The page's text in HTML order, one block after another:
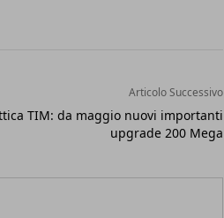
Articolo Successivo
TIM: da maggio nuovi importanti
upgrade 200 Mega